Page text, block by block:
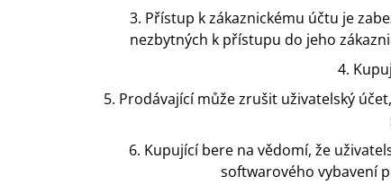
3. Přístup k zákaznickému účtu je
nezbytných k přístupu do jeho
4.
5. Prodávající může zrušit uživatelský
6. Kupující bere na vědomí, že
softwarového vybavení